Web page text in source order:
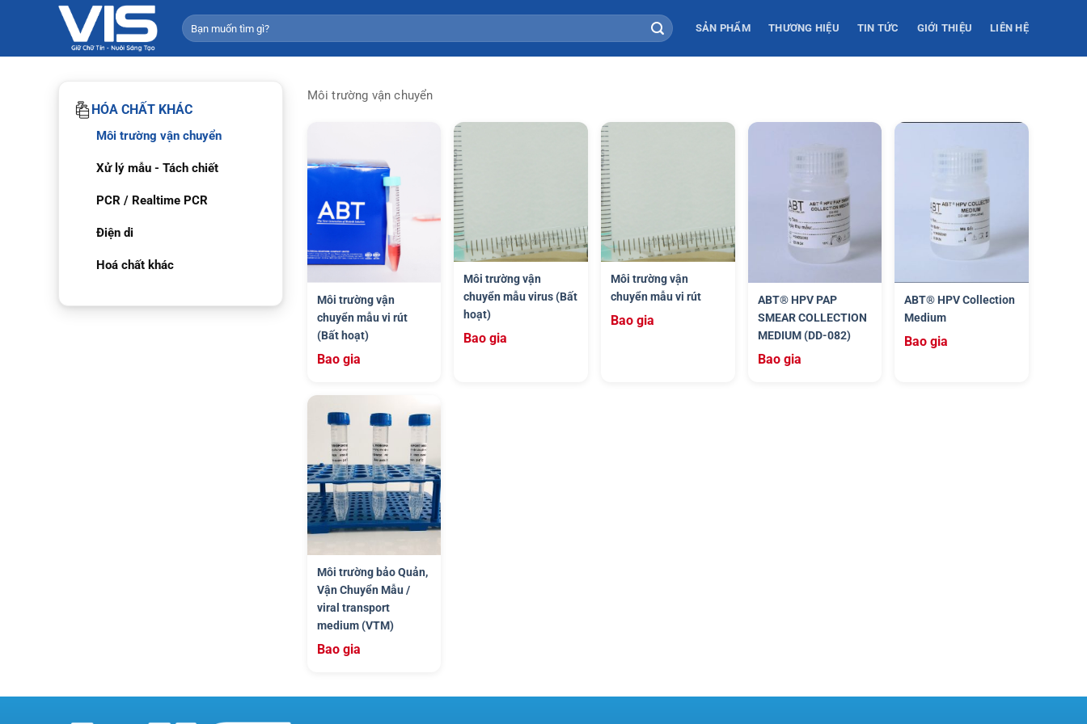
Tìm
kiếm:
SẢN PHẨM THƯƠNG HIỆU TIN TỨC GIỚI THIỆU LIÊN HỆ
HÓA CHẤT KHÁC
Môi trường vận chuyển
Xử lý mẫu - Tách chiết
PCR / Realtime PCR
Điện di
Hoá chất khác
Môi trường vận chuyển
Môi trường vận
chuyển mẫu vi rút
(Bất hoạt)
Bao gia
Môi trường vận
chuyển mẫu virus (Bất
hoạt)
Bao gia
Môi trường vận
chuyển mẫu vi rút
Bao gia
ABT® HPV PAP
SMEAR COLLECTION
MEDIUM (DD-082)
Bao gia
ABT® HPV Collection
Medium
Bao gia
Môi trường bảo Quản,
Vận Chuyển Mẫu /
viral transport
medium (VTM)
Bao gia